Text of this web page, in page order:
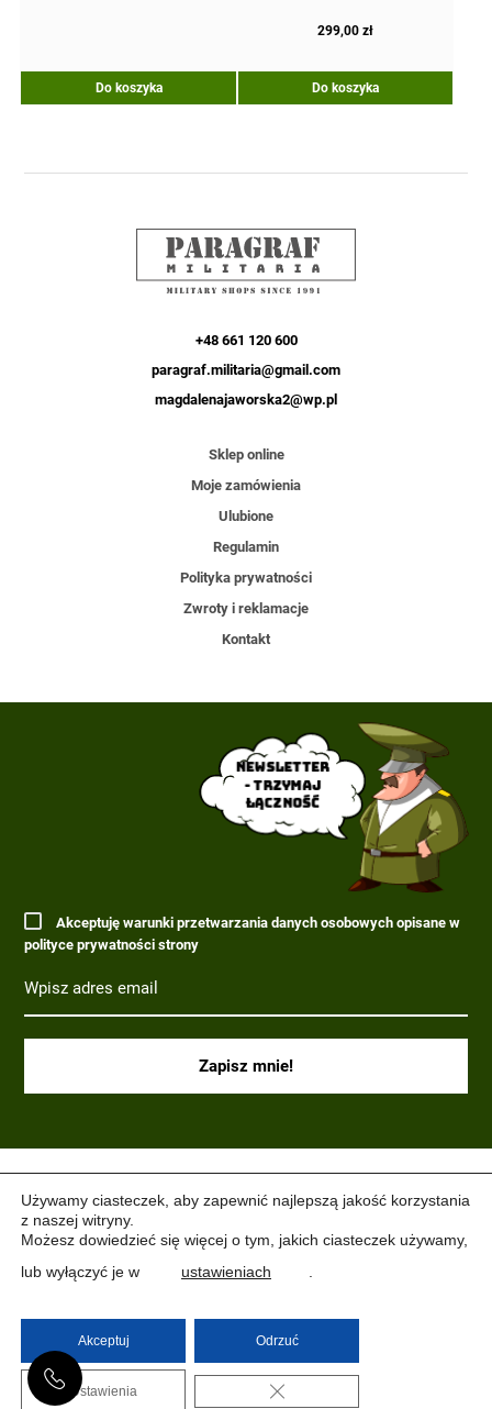
Do koszyka
299,00 zł
Do koszyka
+48 661 120 600
paragraf.militaria@gmail.com
magdalenajaworska2@wp.pl
Sklep online
Moje zamówienia
Ulubione
Regulamin
Polityka prywatności
Zwroty i reklamacje
Kontakt
Akceptuję warunki przetwarzania danych osobowych opisane w
polityce prywatności strony
Newsletter
- trzymaj
łączność
Używamy ciasteczek, aby zapewnić najlepszą jakość korzystania
z naszej witryny.
Możesz dowiedzieć się więcej o tym, jakich ciasteczek używamy,
lub wyłączyć je w
ustawieniach
Akceptuj Odrzuć
Ustawienia ZAMKNIJ PANEL